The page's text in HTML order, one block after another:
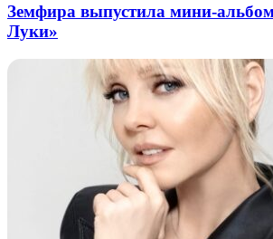
Земфира выпустила мини-
Луки»